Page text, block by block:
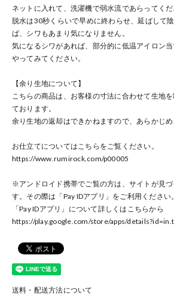
ネットに入れて、洗濯機で弱水流であらってくだ
脱水は30秒くらいで早めに終わらせ、延ばして
ば、シワもあまり気になりません。
気になるシワがあれば、部分的に低温アイロン
やってみてください。
【余り生地について】
こちらの商品は、お客様の寸法に合わせて生地
ております。
余り生地の返却はできかねますので、あらかじめ
お仕立てについてはこちらをご覧ください。
https://www.rumirock.com/p00005
※アンドロイド携帯でご覧の方は、サイトが見づ
す。その際は「Pay IDアプリ」をご利用ください。
「Pay IDアプリ」について詳しくはこちらから
https://play.google.com/store/apps/
送料・配送方法について